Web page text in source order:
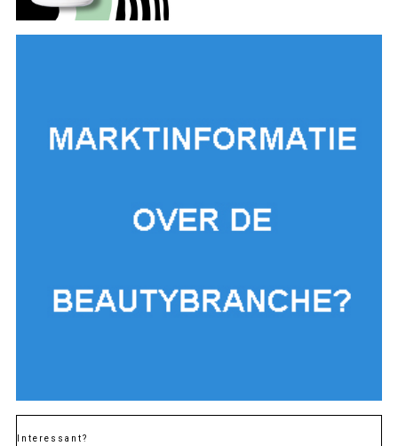
Interessant?